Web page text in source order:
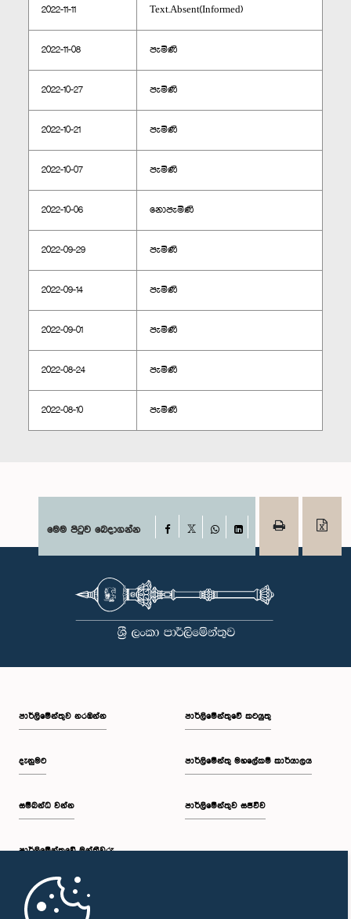
2022-11-11 Text.Absent(Informed)
2022-11-08 පැමිණි
2022-10-27 පැමිණි
2022-10-21 පැමිණි
2022-10-07 පැමිණි
2022-10-06 නොපැමිණි
2022-09-29 පැමිණි
2022-09-14 පැමිණි
2022-09-01 පැමිණි
2022-08-24 පැමිණි
2022-08-10 පැමිණි
මෙම පිටුව බෙදාගන්න Facebook
WhatsAppLinkedIn
පාර්ලි‌මේන්තුව නරඹන්න
දැනුමට
සම්බන්ධ වන්න
පාර්ලි‌මේන්තුවේ මන්ත්‍රීවරු
මුල් පිටුව
පාර්ලිමේන්තුවේ කටයුතු
පාර්ලිමේන්තු මහලේකම් කාර්යාලය
පාර්ලිමේන්තුව සජීවීව